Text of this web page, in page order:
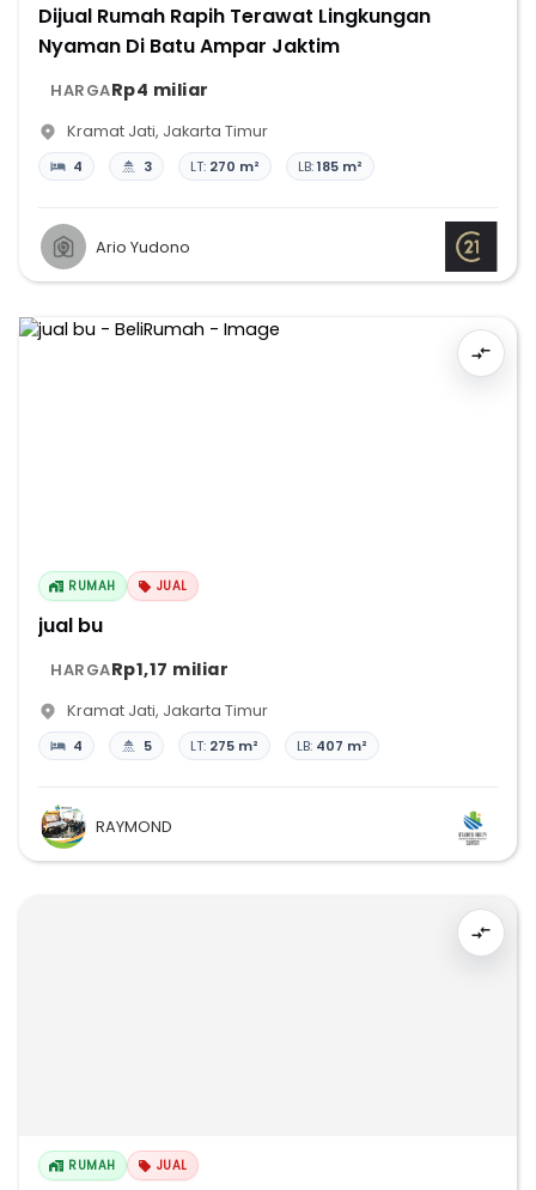
Dijual Rumah Rapih Terawat Lingkungan
Nyaman Di Batu Ampar Jaktim
HARGARp4 miliar
Kramat Jati, Jakarta Timur
4 3 LT: 270 m² LB:185 m²
Ario Yudono
RUMAH JUAL
jual bu
HARGARp1,17 miliar
Kramat Jati, Jakarta Timur
4 5 LT: 275 m² LB: 407 m²
RAYMOND
RUMAH JUAL